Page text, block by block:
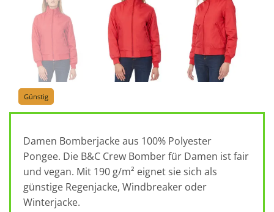
Günstig
Damen Bomberjacke aus 100% Polyester
Pongee. Die B&C Crew Bomber für Damen ist fair
und vegan. Mit 190 g/m² eignet sie sich als
günstige Regenjacke, Windbreaker oder
Winterjacke.